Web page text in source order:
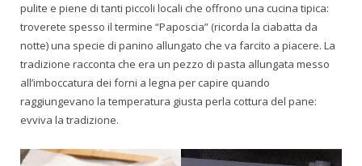
pulite e piene di tanti piccoli locali che offrono una cucina tipica:
troverete spesso il termine “Paposcia” (ricorda la ciabatta da
notte) una specie di panino allungato che va farcito a piacere. La
tradizione racconta che era un pezzo di pasta allungata messo
all’imboccatura dei forni a legna per capire quando
raggiungevano la temperatura giusta perla cottura del pane:
evviva la tradizione.